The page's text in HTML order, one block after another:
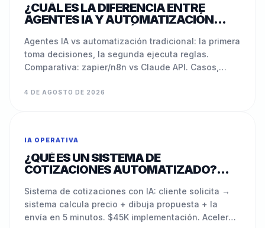
¿CUÁL ES LA DIFERENCIA ENTRE
AGENTES IA Y AUTOMATIZACIÓN
Agentes IA vs automatización tradicional: la primera
toma decisiones, la segunda ejecuta reglas.
Comparativa: zapier/n8n vs Claude API. Casos,
4 DE AGOSTO DE 2026
IA OPERATIVA
¿QUÉ ES UN SISTEMA DE
COTIZACIONES AUTOMATIZADO?
ESPERAR (2026)
Sistema de cotizaciones con IA: cliente solicita →
sistema calcula precio + dibuja propuesta + la
envía en 5 minutos. $45K implementación. Acelera